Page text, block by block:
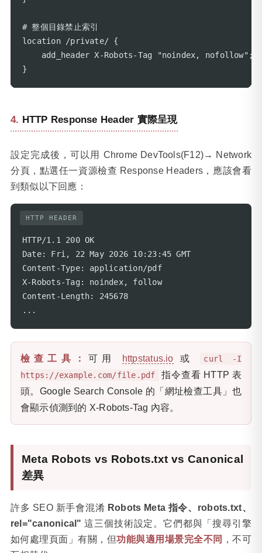
# 整個目錄禁止索引
location /private/ {
    add_header X-Robots-Tag "noindex, nofollow";
}
HTTP Response Header 實際呈現
設定完成後，可以用 Chrome DevTools(F12)→ Network
分頁，點選任一資源檢查 Response Headers，應該會看
到類似以下回應：
HTTP HEADER
HTTP/1.1 200 OK
Date: Fri, 22 May 2026 10:23:45 GMT
Content-Type: application/pdf
X-Robots-Tag: noindex, follow
Content-Length: 245678
...
檢查工具：可用 httpstatus.io 或
curl -I
https://example.com/file.pdf
指令查看 HTTP 表
頭。Google Search Console 的「網址檢查工具」也
會顯示偵測到的 X-Robots-Tag 內容。
Meta Robots vs Robots.txt vs Canonical
差異
許多 SEO 新手會混淆 Robots Meta 指令、robots.txt、
rel="canonical" 這三個技術設定。它們都與「搜尋引擎
如何處理頁面」有關，但功能與適用場景完全不同
，不可